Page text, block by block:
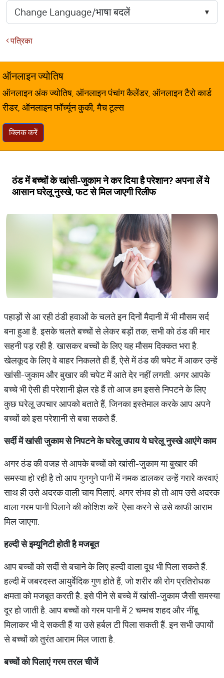
पत्रिका
ऑनलाइन ज्योतिष
ऑनलाइन अंक ज्योतिष, ऑनलाइन पंचांग कैलेंडर, ऑनलाइन टैरो कार्ड
रीडर, ऑनलाइन फॉर्च्यून कुकी, मैच टूल्स
क्लिक करें
ठंड में बच्चों के खांसी-जुकाम ने कर दिया है परेशान? अपना लें ये
आसान घरेलू नुस्खे, फट से मिल जाएगी रिलीफ
पहाड़ों से आ रही ठंडी हवाओं के चलते इन दिनों मैदानी में भी मौसम सर्द
बना हुआ है. इसके चलते बच्चों से लेकर बड़ों तक, सभी को ठंड की मार
सहनी पड़ रही है. खासकर बच्चों के लिए यह मौसम दिक्कत भरा है.
खेलकूद के लिए वे बाहर निकलते ही हैं, ऐसे में ठंड की चपेट में आकर उन्हें
खांसी-जुकाम और बुखार की चपेट में आते देर नहीं लगती. अगर आपके
बच्चे भी ऐसी ही परेशानी झेल रहे हैं तो आज हम इससे निपटने के लिए
कुछ घरेलू उपचार आपको बताते हैं, जिनका इस्तेमाल करके आप अपने
बच्चों को इस परेशानी से बचा सकते हैं.
सर्दी में खांसी जुकाम से निपटने के घरेलू उपाय ये घरेलू नुस्खे आएंगे काम
अगर ठंड की वजह से आपके बच्चों को खांसी-जुकाम या बुखार की
समस्या हो रही है तो आप गुनगुने पानी में नमक डालकर उन्हें गरारे करवाएं.
साथ ही उसे अदरक वाली चाय पिलाएं. अगर संभव हो तो आप उसे अदरक
वाला गरम पानी पिलाने की कोशिश करें. ऐसा करने से उसे काफी आराम
मिल जाएगा.
हल्दी से इम्यूनिटी होती है मजबूत
आप बच्चों को सर्दी से बचाने के लिए हल्दी वाला दूध भी पिला सकते हैं.
हल्दी में जबरदस्त आयुर्वेदिक गुण होते हैं, जो शरीर की रोग प्रतिरोधक
क्षमता को मजबूत करती है. इसे पीने से बच्चे में खांसी-जुकाम जैसी समस्या
दूर हो जाती है. आप बच्चों को गरम पानी में 2 चम्मच शहद और नींबू
मिलाकर भी दे सकती हैं या उसे हर्बल टी पिला सकती हैं. इन सभी उपायों
से बच्चों को तुरंत आराम मिल जाता है.
बच्चों को पिलाएं गरम तरल चीजें